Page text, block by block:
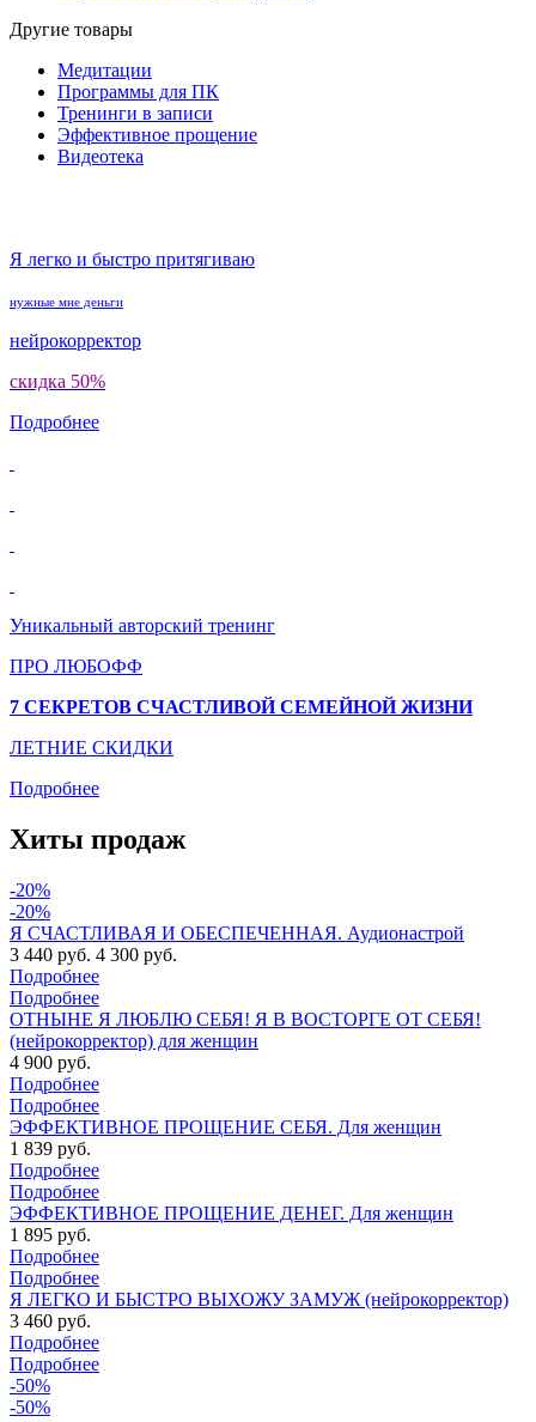
Другие товары
Медитации
Программы для ПК
Тренинги в записи
Эффективное прощение
Видеотека
Я легко и быстро притягиваю
нужные мне деньги
нейрокорректор
скидка 50%
Подробнее
Уникальный авторский тренинг
ПРО ЛЮБОФФ
7 СЕКРЕТОВ СЧАСТЛИВОЙ СЕМЕЙНОЙ ЖИЗНИ
ЛЕТНИЕ СКИДКИ
Подробнее
Хиты продаж
-20%
-20%
Я СЧАСТЛИВАЯ И ОБЕСПЕЧЕННАЯ. Аудионастрой
3 440 руб. 4 300 руб.
Подробнее
Подробнее
ОТНЫНЕ Я ЛЮБЛЮ СЕБЯ! Я В ВОСТОРГЕ ОТ СЕБЯ!
(нейрокорректор) для женщин
4 900 руб.
Подробнее
Подробнее
ЭФФЕКТИВНОЕ ПРОЩЕНИЕ СЕБЯ. Для женщин
1 839 руб.
Подробнее
Подробнее
ЭФФЕКТИВНОЕ ПРОЩЕНИЕ ДЕНЕГ. Для женщин
1 895 руб.
Подробнее
Подробнее
Я ЛЕГКО И БЫСТРО ВЫХОЖУ ЗАМУЖ (нейрокорректор)
3 460 руб.
Подробнее
Подробнее
-50%
-50%